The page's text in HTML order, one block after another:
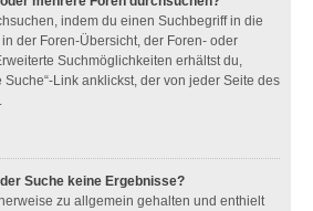
indem du einen Suchbegriff in die
der Foren-Übersicht, der Foren- oder
Suchmöglichkeiten erhältst du,
Suche“-Link anklickst, der von jeder Seite des
Suche keine Ergebnisse?
zu allgemein gehalten und enthielt